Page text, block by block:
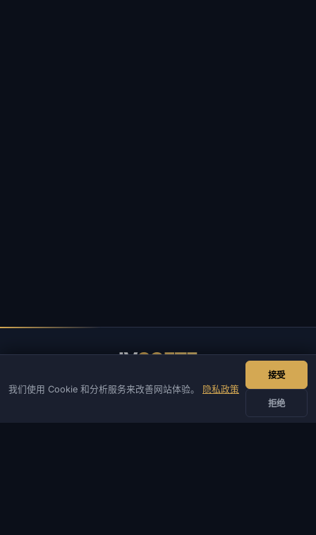
IVSOFTE
IVSOFTE — 软件商店。我们提供软件安装和启动服务。
我们使用 Cookie 和分析服务来改善网站体验。 隐私政策
接受
拒绝